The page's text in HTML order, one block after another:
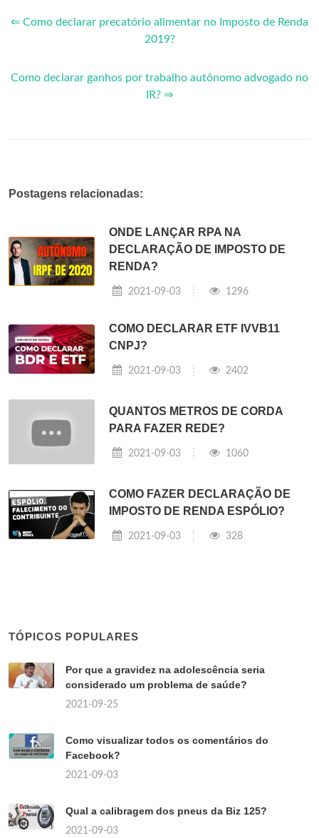
⇐ Como declarar precatório alimentar no Imposto de Renda
2019?
Como declarar ganhos por trabalho autônomo advogado no
IR? ⇒
Postagens relacionadas:
ONDE LANÇAR RPA NA
DECLARAÇÃO DE IMPOSTO DE
RENDA?
2021-09-03 1296
COMO DECLARAR ETF IVVB11
CNPJ?
2021-09-03 2402
QUANTOS METROS DE CORDA
PARA FAZER REDE?
2021-09-03 1060
COMO FAZER DECLARAÇÃO DE
IMPOSTO DE RENDA ESPÓLIO?
2021-09-03 328
TÓPICOS POPULARES
Por que a gravidez na adolescência seria
considerado um problema de saúde?
2021-09-25
Como visualizar todos os comentários do
Facebook?
2021-09-03
Qual a calibragem dos pneus da Biz 125?
2021-09-03